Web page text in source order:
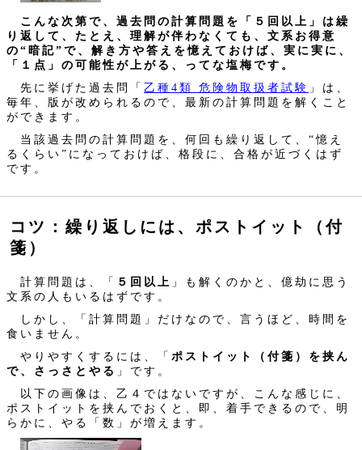
こんな次第で、過去問の計算問題を「５回以上」は繰
り返して、たとえ、理解が伴わなくても、文系お得意
の“暗記”で、解き方や答えを憶えておけば、実に実に、
「１点」の可能性が上がる、ってな塩梅です。
先に挙げた過去問「 乙種4類 危険物取扱者試験 」は、
毎年、版が改められるので、最新の計算問題を解くこと
ができます。
当該過去問の計算問題を、何回も繰り返して、“憶え
るくらい”になっておけば、格段に、合格が近づくはず
です。
コツ：繰り返しには、ポストイット（付
箋）
計算問題は、「 ５回以上 」も解くのかと、億劫に思う
文系の人もいるはずです。
しかし、「計算問題」だけなので、言うほど、時間を
食いません。
やりやすくするには、「 ポストイット（付箋）を挟ん
で、さっさとやる 」です。
以下の画像は、乙４ではないですが、こんな感じに、
ポストイットを挟んでおくと、即、着手できるので、明
らかに、やる「数」が増えます。